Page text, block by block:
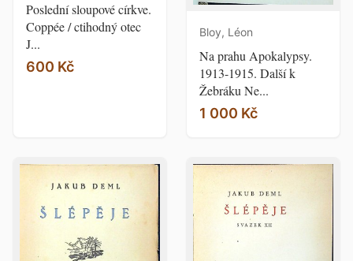
Poslední sloupové církve.
Coppée / ctihodný otec
J...
600 Kč
Bloy, Léon
Na prahu Apokalypsy.
1913-1915. Další k
Žebráku Ne...
1 000 Kč